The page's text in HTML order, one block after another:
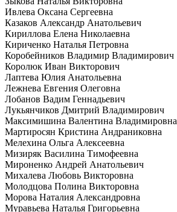
Ивлева Оксана Сергеевна
Казаков Александр Анатольевич
Кириллова Елена Николаевна
Кириченко Наталья Петровна
Коробейников Владимир Владимирович
Королюк Иван Викторович
Лаптева Юлия Анатольевна
Лежнева Евгения Олеговна
Лобанов Вадим Геннадьевич
Лукьянчиков Дмитрий Владимирович
Максимишина Валентина Владимировна
Мартиросян Кристина Андраниковна
Мелехина Ольга Алексеевна
Мизиряк Василина Тимофеевна
Мироненко Андрей Анатольевич
Михалева Любовь Викторовна
Молодцова Полина Викторовна
Морова Наталия Александровна
Муравьева Наталья Григорьевна